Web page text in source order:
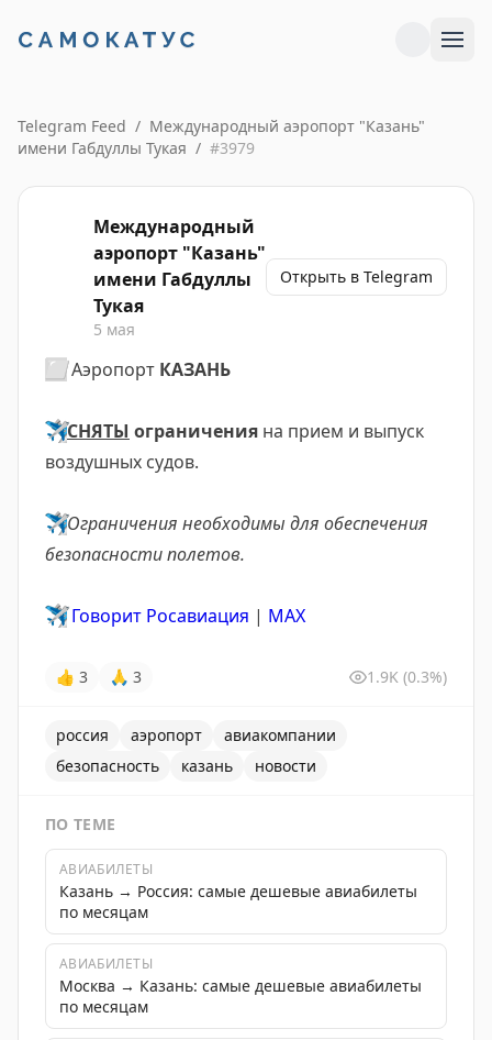
Telegram Feed / Международный аэропорт "Казань"
имени Габдуллы Тукая / #3979
Международный
аэропорт "Казань"
имени Габдуллы
Тукая
5 мая
Открыть в Telegram
⬜️Аэропорт КАЗАНЬ
✈️СНЯТЫ ограничения на прием и выпуск
воздушных судов.
✈️Ограничения необходимы для обеспечения
безопасности полетов.
✈️ Говорит Росавиация | MАХ
👍 3 🙏 3 1.9K (0.3%)
россия аэропорт
авиакомпании
безопасность
казань новости
ПО ТЕМЕ
АВИАБИЛЕТЫ
Казань → Россия: самые дешевые авиабилеты
по месяцам
АВИАБИЛЕТЫ
Москва → Казань: самые дешевые авиабилеты
по месяцам